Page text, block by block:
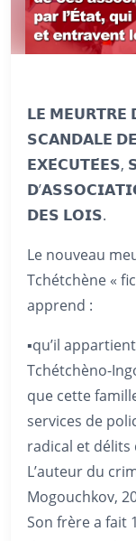
𝗟𝗘 𝗠𝗘𝗨𝗥𝗧𝗥𝗘
𝗦𝗖𝗔𝗡𝗗𝗔𝗟𝗘
𝗘𝗫𝗘́𝗖𝗨𝗧𝗘́𝗘𝗦,
𝗗𝗘𝗦 𝗟𝗢𝗜𝗦.
Le nouveau
Tchétchène «
apprend :
▪️qu’il
Tchétchèno-
que cette
services de
radical et délits
L’auteur du
Mogouchkov,
Son frère a fait